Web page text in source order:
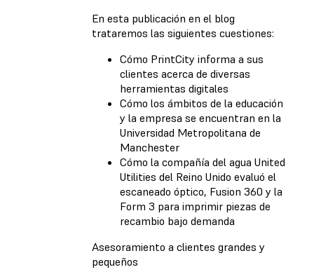
En esta publicación en el blog
trataremos las siguientes cuestiones:
Cómo PrintCity informa a sus
clientes acerca de diversas
herramientas digitales
Cómo los ámbitos de la educación
y la empresa se encuentran en la
Universidad Metropolitana de
Manchester
Cómo la compañía del agua United
Utilities del Reino Unido evaluó el
escaneado óptico, Fusion 360 y la
Form 3 para imprimir piezas de
recambio bajo demanda
Asesoramiento a clientes grandes y
pequeños